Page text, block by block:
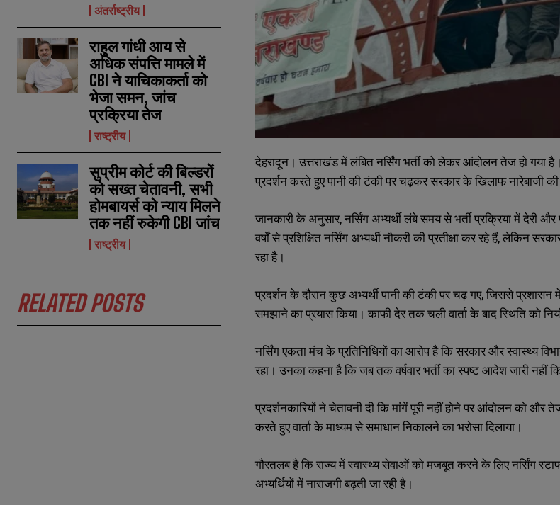
a
m
a
i
l
N
b
e
r
SUBMIT
a
m
a
i
l
N
b
e
r
SUBMIT
अंतर्राष्ट्रीय
राहुल गांधी आय से
अधिक संपत्ति मामले में
CBI ने याचिकाकर्ता को
भेजा समन, जांच
प्रक्रिया तेज
राष्ट्रीय
सुप्रीम कोर्ट की बिल्डरों
को सख्त चेतावनी, सभी
होमबायर्स को न्याय मिलने
तक नहीं रुकेगी CBI जांच
राष्ट्रीय
RELATED POSTS
देहरादून। उत्तराखंड में लंबित नर्सिंग भर्ती को लेकर आंदोलन तेज हो गया
प्रदर्शन करते हुए पानी की टंकी पर चढ़कर सरकार के खिलाफ नारेबाजी की
जानकारी के अनुसार, नर्सिंग अभ्यर्थी लंबे समय से भर्ती प्रक्रिया में
वर्षों से प्रशिक्षित नर्सिंग अभ्यर्थी नौकरी की प्रतीक्षा कर रहे हैं, लेकिन
रहा है।
प्रदर्शन के दौरान कुछ अभ्यर्थी पानी की टंकी पर चढ़ गए, जिससे
समझाने का प्रयास किया। काफी देर तक चली वार्ता के बाद स्थिति को
नर्सिंग एकता मंच के प्रतिनिधियों का आरोप है कि सरकार और स्वास्थ्य
रहा। उनका कहना है कि जब तक वर्षवार भर्ती का स्पष्ट आदेश जारी नहीं
प्रदर्शनकारियों ने चेतावनी दी कि मांगें पूरी नहीं होने पर आंदोलन को और
करते हुए वार्ता के माध्यम से समाधान निकालने का भरोसा दिलाया।
गौरतलब है कि राज्य में स्वास्थ्य सेवाओं को मजबूत करने के लिए नर्सिंग
अभ्यर्थियों में नाराजगी बढ़ती जा रही है।